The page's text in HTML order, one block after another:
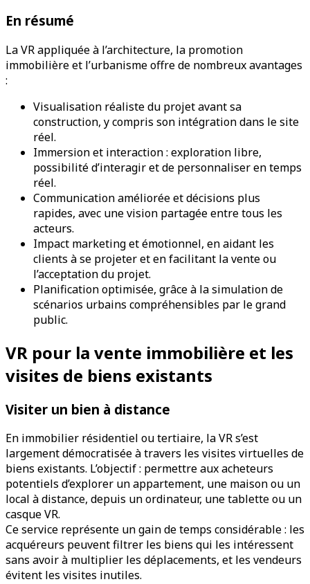
En résumé
La VR appliquée à l’architecture, la promotion
immobilière et l’urbanisme offre de nombreux avantages
:
Visualisation réaliste du projet avant sa
construction, y compris son intégration dans le site
réel.
Immersion et interaction : exploration libre,
possibilité d’interagir et de personnaliser en temps
réel.
Communication améliorée et décisions plus
rapides, avec une vision partagée entre tous les
acteurs.
Impact marketing et émotionnel, en aidant les
clients à se projeter et en facilitant la vente ou
l’acceptation du projet.
Planification optimisée, grâce à la simulation de
scénarios urbains compréhensibles par le grand
public.
VR pour la vente immobilière et les
visites de biens existants
Visiter un bien à distance
En immobilier résidentiel ou tertiaire, la VR s’est
largement démocratisée à travers les visites virtuelles de
biens existants. L’objectif : permettre aux acheteurs
potentiels d’explorer un appartement, une maison ou un
local à distance, depuis un ordinateur, une tablette ou un
casque VR.
Ce service représente un gain de temps considérable : les
acquéreurs peuvent filtrer les biens qui les intéressent
sans avoir à multiplier les déplacements, et les vendeurs
évitent les visites inutiles.